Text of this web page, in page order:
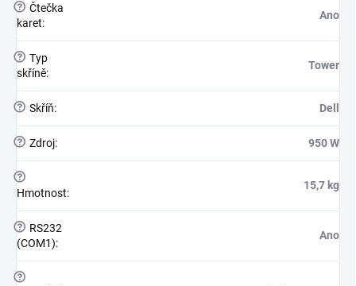
? Čtečka
karet:
Ano
? Typ
skříně:
Tower
? Skříň: Dell
? Zdroj: 950 W
?
Hmotnost:
15,7 kg
?
RS232
(COM1):
Ano
?